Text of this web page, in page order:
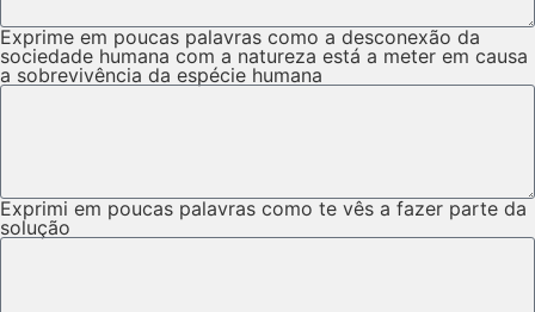
Exprime em poucas palavras como a desconexão da
sociedade humana com a natureza está a meter em causa
a sobrevivência da espécie humana
Exprimi em poucas palavras como te vês a fazer parte da
solução